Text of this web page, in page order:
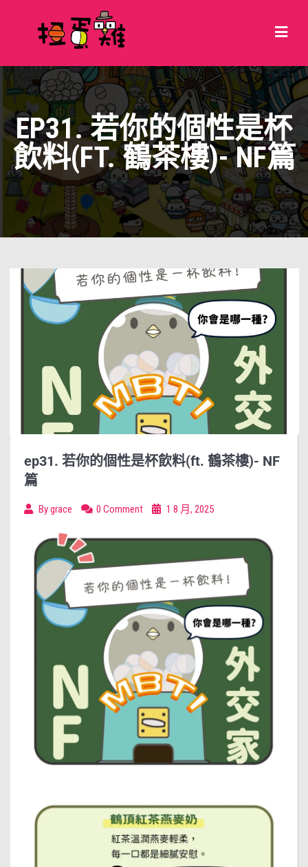
EP31. 若你的個性是杯
飲料(FT. 鶴茶樓)- NF篇
ep31. 若你的個性是杯飲料(ft. 鶴茶樓)- NF
篇
Bygrace 0 Comment 1 8 月, 2025